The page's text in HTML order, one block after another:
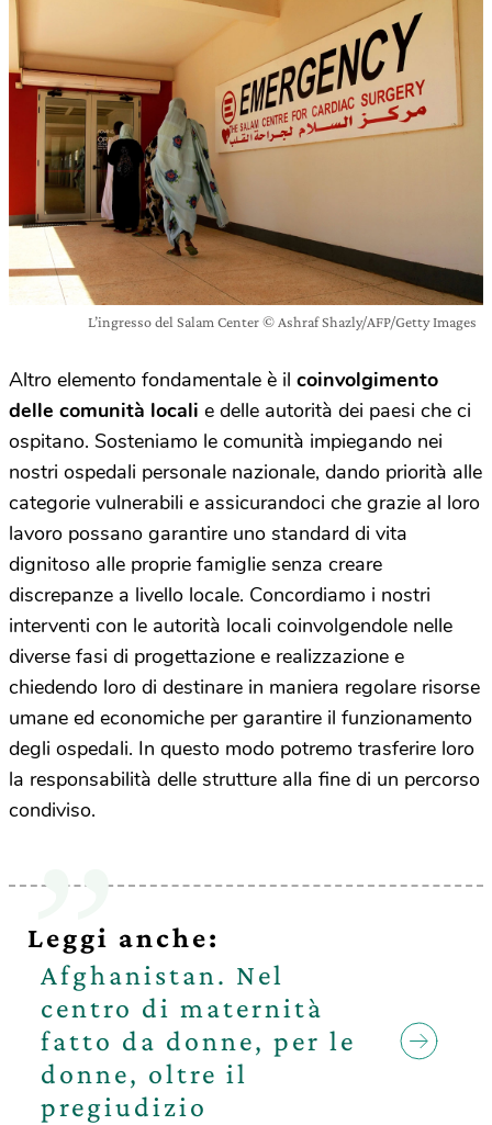
L’ingresso del Salam Center © Ashraf Shazly/AFP/Getty Images
Altro elemento fondamentale è il coinvolgimento
delle comunità locali e delle autorità dei paesi che ci
ospitano. Sosteniamo le comunità impiegando nei
nostri ospedali personale nazionale, dando priorità alle
categorie vulnerabili e assicurandoci che grazie al loro
lavoro possano garantire uno standard di vita
dignitoso alle proprie famiglie senza creare
discrepanze a livello locale. Concordiamo i nostri
interventi con le autorità locali coinvolgendole nelle
diverse fasi di progettazione e realizzazione e
chiedendo loro di destinare in maniera regolare risorse
umane ed economiche per garantire il funzionamento
degli ospedali. In questo modo potremo trasferire loro
la responsabilità delle strutture alla fine di un percorso
condiviso.
Leggi anche:
Afghanistan. Nel
centro di maternità
fatto da donne, per le
donne, oltre il
pregiudizio